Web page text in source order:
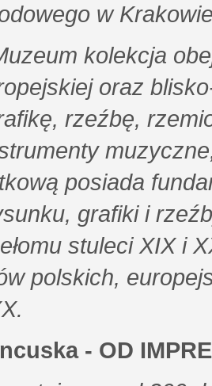
w
kolekcja
oraz
rzeźbę,
posiada
grafiki i
stuleci XIX i
polskich,
- OD